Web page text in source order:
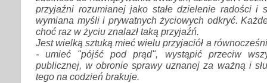
przyjaźni rozumianej jako stałe dzielenie radości i
wymiana myśli i prywatnych życiowych odkryć.
choć raz w życiu znalazł taką przyjaźń.
Jest wielką sztuką mieć wielu przyjaciół a
- umieć "pójść pod prąd", wystąpić przeciw
publicznej, w obronie sprawy uznanej za ważną i
tego na codzień brakuje.